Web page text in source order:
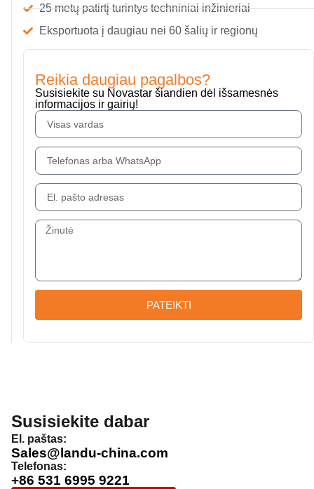
25 metų patirtį turintys techniniai inžinieriai
Eksportuota į daugiau nei 60 šalių ir regionų
Reikia daugiau pagalbos?
Susisiekite su Novastar šiandien dėl išsamesnės
informacijos ir gairių!
PATEIKTI
Susisiekite dabar
El. paštas:
Sales@landu-china.com
Telefonas:
+86 531 6995 9221